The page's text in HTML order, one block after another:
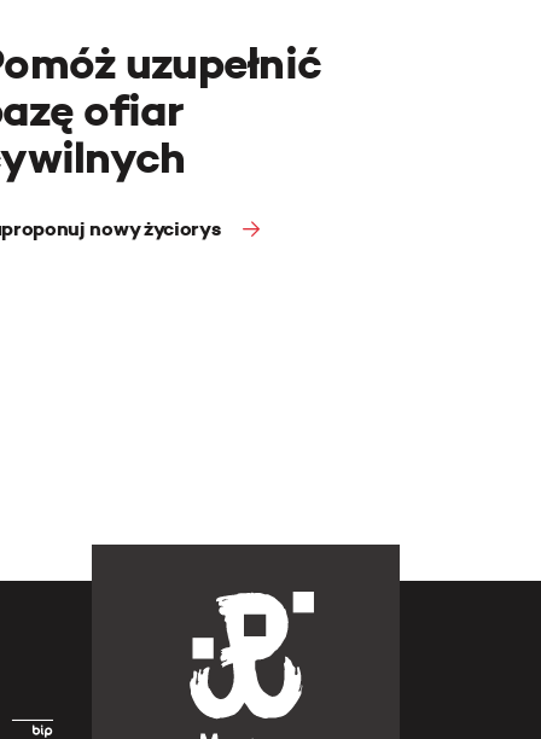
uzupełnić
ofiar
nowy życiorys